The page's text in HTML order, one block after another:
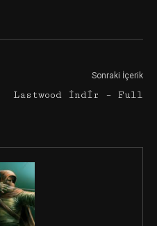
Sonraki İçerik
Lastwood İndir – Full